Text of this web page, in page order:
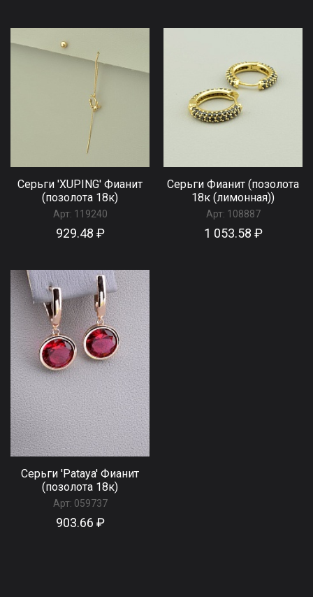
Серьги 'XUPING' Фианит
(позолота 18к)
Арт: 119240
929.48 ₽
Серьги Фианит (позолота
18к (лимонная))
Арт: 108887
1 053.58 ₽
Серьги 'Pataya' Фианит
(позолота 18к)
Арт: 059737
903.66 ₽